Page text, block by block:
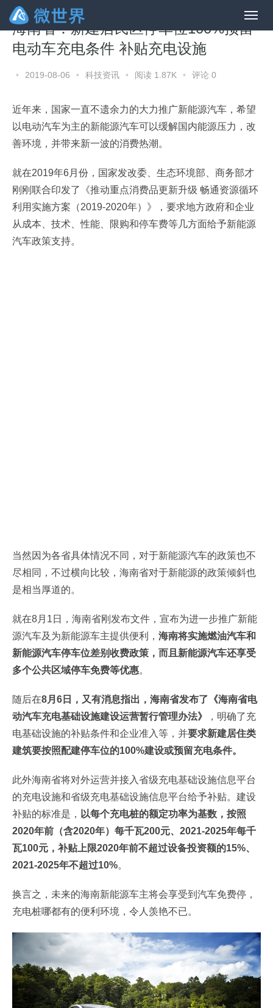
海南省：新建居民区停车位100%预留
电动车充电条件 补贴充电设施
• 2019-08-06 • 科技资讯 • 阅读 1.87K • 评论 0
近年来，国家一直不遗余力的大力推广新能源汽车，希望
以电动汽车为主的新能源汽车可以缓解国内能源压力，改
善环境，并带来新一波的消费热潮。
就在2019年6月份，国家发改委、生态环境部、商务部才
刚刚联合印发了《推动重点消费品更新升级 畅通资源循环
利用实施方案（2019-2020年）》，要求地方政府和企业
从成本、技术、性能、限购和停车费等几方面给予新能源
汽车政策支持。
当然因为各省具体情况不同，对于新能源汽车的政策也不
尽相同，不过横向比较，海南省对于新能源的政策倾斜也
是相当厚道的。
就在8月1日，海南省刚发布文件，宣布为进一步推广新能
源汽车及为新能源车主提供便利， 海南将实施燃油汽车和
新能源汽车停车位差别收费政策，而且新能源汽车还享受
多个公共区域停车免费等优惠。
随后在8月6日，又有消息指出，海南省发布了《海南省电
动汽车充电基础设施建设运营暂行管理办法》
，明确了充
电基础设施的补贴条件和企业准入等，并要求新建居住类
建筑要按照配建停车位的100%建设或预留充电条件。
此外海南省将对外运营并接入省级充电基础设施信息平台
的充电设施和省级充电基础设施信息平台给予补贴。建设
补贴的标准是， 以每个充电桩的额定功率为基数，按照
2020年前（含2020年）每千瓦200元、2021-2025年每千
瓦100元，补贴上限2020年前不超过设备投资额的15%、
2021-2025年不超过10%。
换言之，未来的海南新能源车主将会享受到汽车免费停，
充电桩哪都有的便利环境，令人羡艳不已。